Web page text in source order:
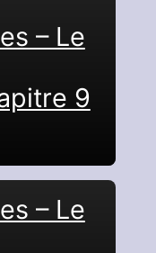
– Le
9
– Le